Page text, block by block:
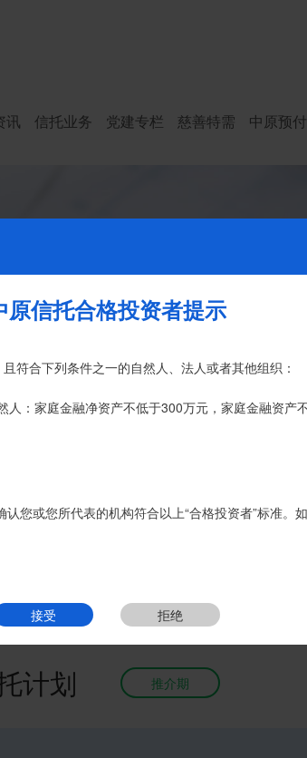
讯 信托业务 党建专栏 慈善特需 中原预付
财产12104亿
计划 推介期
特别提示
由投资者本人亲自操作完成，不得由他人代办。
的资金应根据信托合同约定转入我司信托产品的银
话400-6870116。
接受 拒绝
原信托合格投资者提示
符合下列条件之一的自然人、法人或者其他组织：
人：家庭金融净资产不低于300万元，家庭金融资产
您或您所代表的机构符合以上“合格投资者”标准。
接受 拒绝